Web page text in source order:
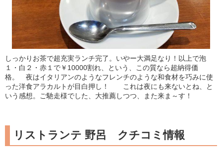
しっかりお茶で超充実ランチ完了。いやー大満足なり！以上で泡
１・白２・赤１で￥10000割れ、という、この質なら超納得価
格。 夜はイタリアンのようなフレンチのような和食材を巧みに使
った洋食アラカルトが目白押し！ これは夜にも来ないとね、と
いう感想。ご馳走様でした、大推薦しつつ、また来ま～す！
リストランテ 野呂 クチコミ情報